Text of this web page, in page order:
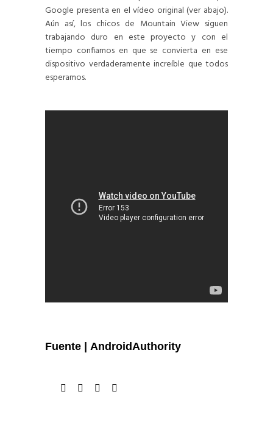
Google presenta en el vídeo original (ver abajo).
Aún así, los chicos de Mountain View siguen
trabajando duro en este proyecto y con el
tiempo confiamos en que se convierta en ese
dispositivo verdaderamente increíble que todos
esperamos.
Fuente | AndroidAuthority